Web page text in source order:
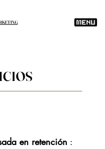
en retención :